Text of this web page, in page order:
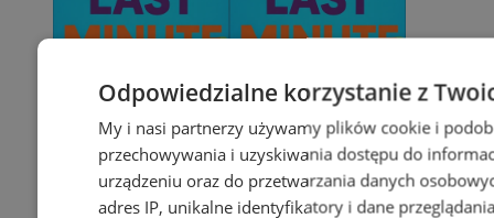
Odpowiedzialne korzystanie z
My i nasi partnerzy używamy plików cookie i
przechowywania i uzyskiwania dostępu do
urządzeniu oraz do przetwarzania danych
adres IP, unikalne identyfikatory i dane